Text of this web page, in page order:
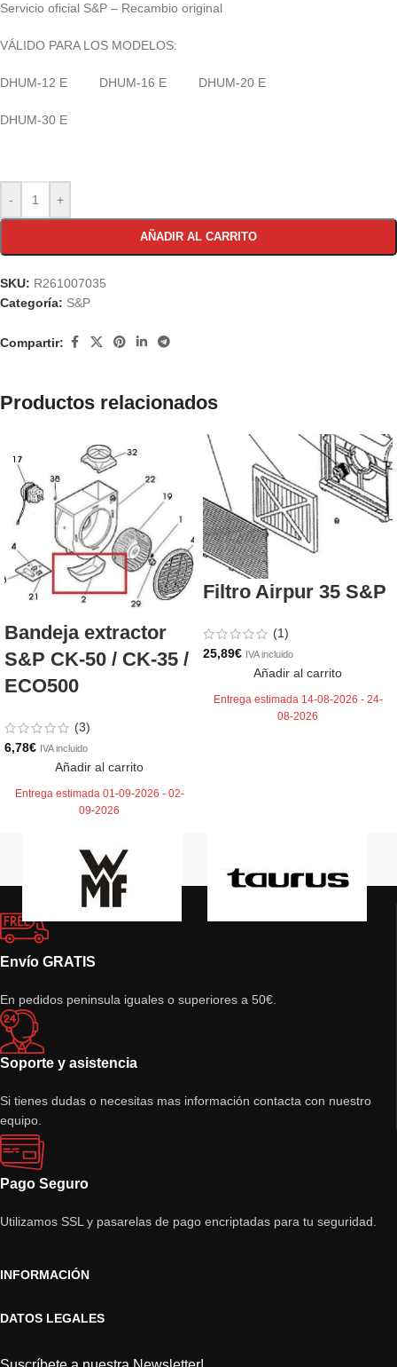
Servicio oficial S&P – Recambio original
VÁLIDO PARA LOS MODELOS:
DHUM-12 E DHUM-16 E DHUM-20 E
DHUM-30 E
- +
AÑADIR AL CARRITO
SKU: R261007035
Categoría: S&P
Compartir:
Productos relacionados
Bandeja extractor
S&P CK-50 / CK-35 /
ECO500
(3)
6,78€ IVA incluido
Añadir al carrito
Entrega estimada 01-09-2026 - 02-
09-2026
Filtro Airpur 35 S&P
(1)
25,89€ IVA incluido
Añadir al carrito
Entrega estimada 14-08-2026 - 24-
08-2026
Envío GRATIS
En pedidos peninsula iguales o superiores a 50€.
Soporte y asistencia
Si tienes dudas o necesitas mas información contacta con nuestro
equipo.
Pago Seguro
Utilizamos SSL y pasarelas de pago encriptadas para tu seguridad.
INFORMACIÓN
DATOS LEGALES